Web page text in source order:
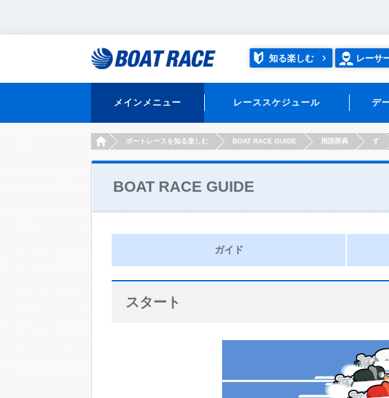
知る楽しむ レーサ
メインメニュー レーススケジュール デ
HOMEボートレースを知る楽しむ BOAT RACE GUIDE 用語辞典 す
BOAT RACE GUIDE
ガイド
スタート